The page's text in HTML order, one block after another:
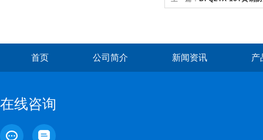
首页 公司简介 新闻资讯 产
在线咨询